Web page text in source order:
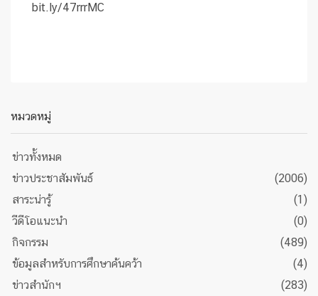
bit.ly/47rrrMC
หมวดหมู่
ข่าวทั้งหมด
ข่าวประชาสัมพันธ์
(2006)
สาระน่ารู้
(1)
วีดีโอแนะนำ
(0)
กิจกรรม
(489)
ข้อมูลสำหรับการศึกษาค้นคว้า
(4)
ข่าวสำนักฯ
(283)